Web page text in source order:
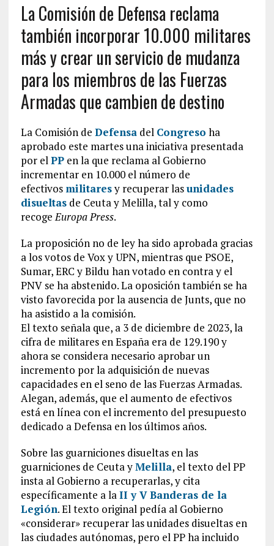
La Comisión de Defensa reclama
también incorporar 10.000 militares
más y crear un servicio de mudanza
para los miembros de las Fuerzas
Armadas que cambien de destino
La Comisión de Defensadel Congreso ha
aprobado este martes una iniciativa presentada
por elPPen la que reclama al Gobierno
incrementar en 10.000 el número de
efectivos militaresy recuperar lasunidades
disueltasde Ceuta y Melilla, tal y como
recogeEuropa Press.
La proposición no de ley ha sido aprobada gracias
a los votos de Vox y UPN, mientras que PSOE,
Sumar, ERC y Bildu han votado en contra y el
PNV se ha abstenido. La oposición también se ha
visto favorecida por la ausencia de Junts, que no
ha asistido a la comisión.
El texto señala que, a 3 de diciembre de 2023, la
cifra de militares en España era de 129.190 y
ahora se considera necesario aprobar un
incremento por la adquisición de nuevas
capacidades en el seno de las Fuerzas Armadas.
Alegan, además, que el aumento de efectivos
está en línea con el incremento del presupuesto
dedicado a Defensa en los últimos años.
Sobre las guarniciones disueltas en las
guarniciones de Ceuta yMelilla, el texto del PP
insta al Gobierno a recuperarlas, y cita
específicamente a laII y V Banderas de la
Legión. El texto original pedía al Gobierno
«considerar» recuperar las unidades disueltas en
las ciudades autónomas, pero el PP ha incluido